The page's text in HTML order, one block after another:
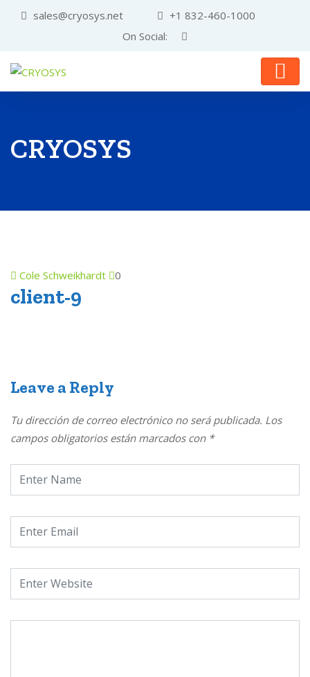
sales@cryosys.net
+1 832-460-1000
On Social:
CRYOSYS
Cole Schweikhardt 0
client-9
Leave a Reply
Tu dirección de correo electrónico no será publicada. Los
campos obligatorios están marcados con *